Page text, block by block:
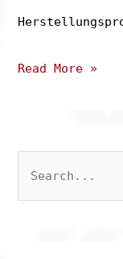
Behind
–
About
Read More »